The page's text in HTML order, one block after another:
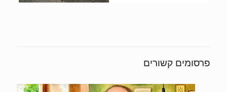
פרסומים קשורים